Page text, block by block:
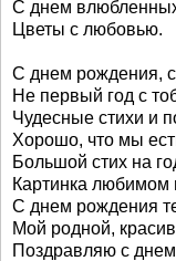
С днем
Цветы с любовью.
С днем рождения,
Не первый год с
Чудесные стихи и
Хорошо, что мы
Большой стих на
Картинка любимом
С днем рождения
Мой родной,
Поздравляю с